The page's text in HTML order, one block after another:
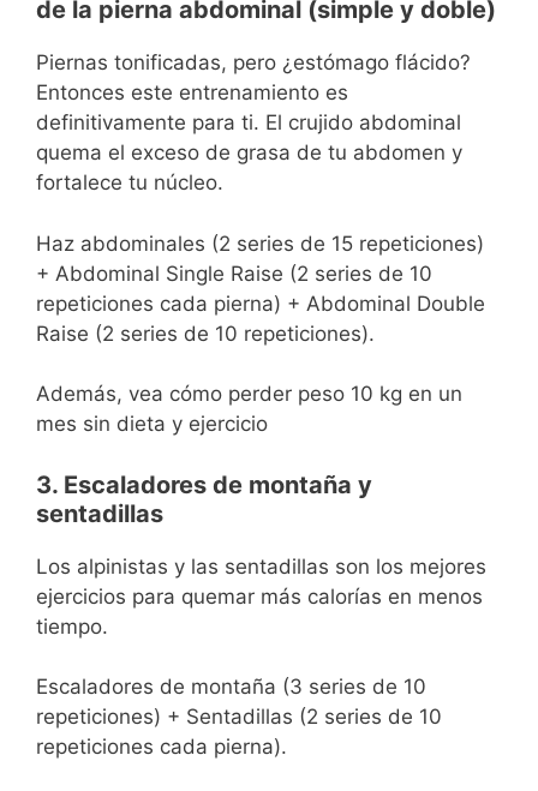
de la pierna abdominal (simple y doble)
Piernas tonificadas, pero ¿estómago flácido?
Entonces este entrenamiento es
definitivamente para ti. El crujido abdominal
quema el exceso de grasa de tu abdomen y
fortalece tu núcleo.
Haz abdominales (2 series de 15 repeticiones)
+ Abdominal Single Raise (2 series de 10
repeticiones cada pierna) + Abdominal Double
Raise (2 series de 10 repeticiones).
Además, vea cómo perder peso 10 kg en un
mes sin dieta y ejercicio
3. Escaladores de montaña y
sentadillas
Los alpinistas y las sentadillas son los mejores
ejercicios para quemar más calorías en menos
tiempo.
Escaladores de montaña (3 series de 10
repeticiones) + Sentadillas (2 series de 10
repeticiones cada pierna).